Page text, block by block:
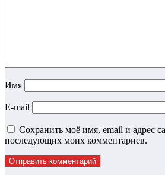
Имя
E-mail
Сохранить моё имя, email и адрес
последующих моих комментариев.